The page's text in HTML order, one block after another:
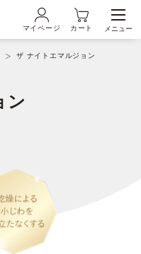
マイページ カート メニュー
ザ ナイトエマルジョン
ン